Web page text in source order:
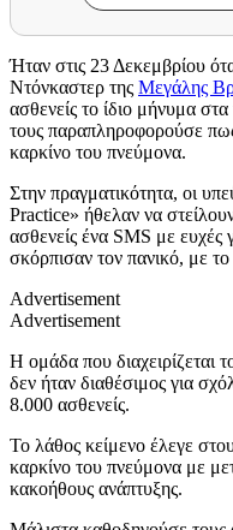
Ήταν στις 23 Δεκεμβρίου
Ντόνκαστερ της Μεγάλης
ασθενείς το ίδιο μήνυμα
τους παραπληροφορούσε
καρκίνο του πνεύμονα.
Στην πραγματικότητα, οι
Practice» ήθελαν να
ασθενείς ένα SMS με ευχές
σκόρπισαν τον πανικό, με
Advertisement
Advertisement
Η ομάδα που διαχειρίζεται
δεν ήταν διαθέσιμος για
8.000 ασθενείς.
Το λάθος κείμενο έλεγε
καρκίνο του πνεύμονα με
κακοήθους ανάπτυξης.